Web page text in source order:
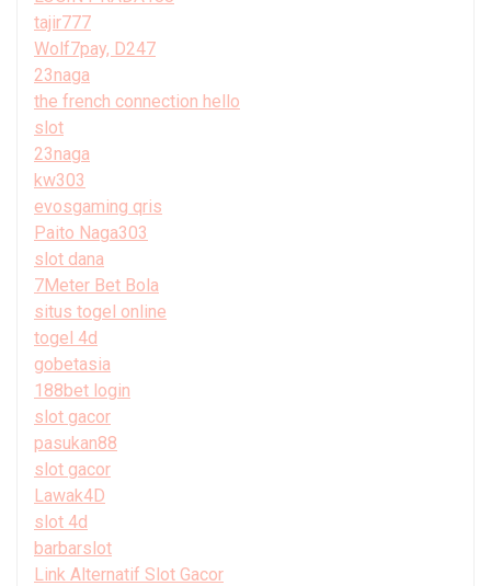
tajir777
Wolf7pay, D247
23naga
the french connection hello
slot
23naga
kw303
evosgaming qris
Paito Naga303
slot dana
7Meter Bet Bola
situs togel online
togel 4d
gobetasia
188bet login
slot gacor
pasukan88
slot gacor
Lawak4D
slot 4d
barbarslot
Link Alternatif Slot Gacor